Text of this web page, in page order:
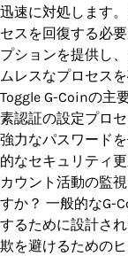
迅速に対処します
セスを回復する必
プションを提供し
ムレスなプロセス
Toggle G-Coinの主
素認証の設定プロ
強力なパスワード
的なセキュリティ
カウント活動の監
すか？ 一般的なG-
するために設計さ
欺を避けるための